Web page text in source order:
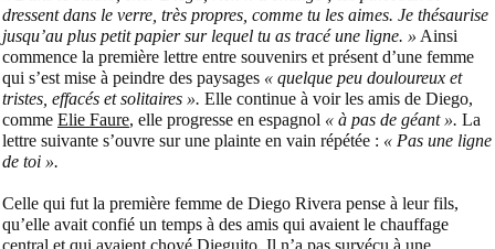
dressent dans le verre, très propres, comme tu les aimes. Je thésaurise
jusqu’au plus petit papier sur lequel tu as tracé une ligne. » Ainsi
commence la première lettre entre souvenirs et présent d’une femme
qui s’est mise à peindre des paysages « quelque peu douloureux et
tristes, effacés et solitaires ». Elle continue à voir les amis de Diego,
comme Elie Faure, elle progresse en espagnol « à pas de géant ». La
lettre suivante s’ouvre sur une plainte en vain répétée : « Pas une ligne
de toi ».
Celle qui fut la première femme de Diego Rivera pense à leur fils,
qu’elle avait confié un temps à des amis qui avaient le chauffage
central et qui avaient choyé Dieguito. Il n’a pas survécu à une